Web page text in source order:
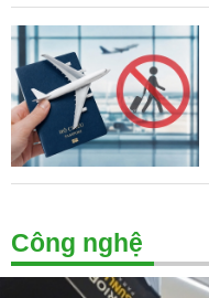
Công nghệ